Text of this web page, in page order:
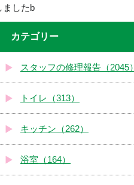
ましたb
カテゴリー
スタッフの修理報告（2045）
トイレ（313）
キッチン（262）
浴室（164）